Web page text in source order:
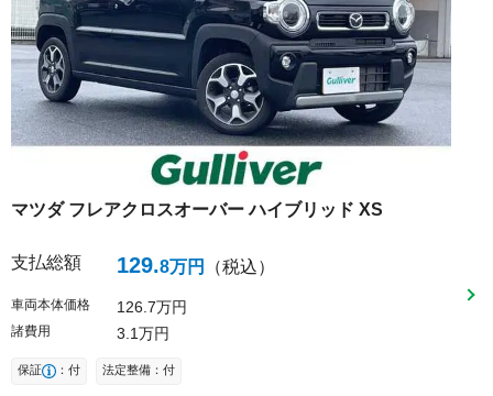
マツダ フレアクロスオーバー ハイブリッド XS
支払総額 129.8万円 （税込）
車両本体価格 126 7万円
諸費用 3 1万円
保証 ：付 法定整備：付